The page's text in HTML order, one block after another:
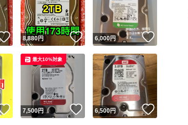
いいね！
8,880円 いいね！
6,000円
いいね！
7,500円 いいね！
最大10%対象
6,500円